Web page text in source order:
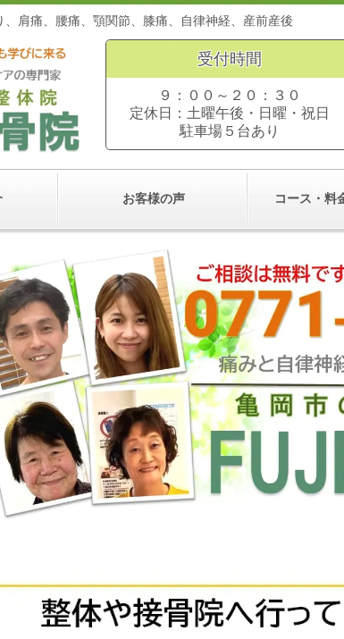
こり、肩痛、腰痛、顎関節、膝痛、自律神経、産前
受付時間
９：００～２０：３０
定休日：土曜午後・日曜・祝日
駐車場５台あり
お客様の声 コース・料